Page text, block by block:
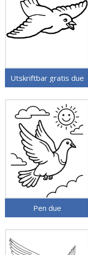
Utskriftbar gratis due
Pen due